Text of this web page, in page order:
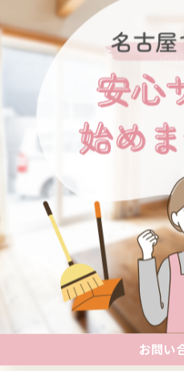
。
目１７
お問い